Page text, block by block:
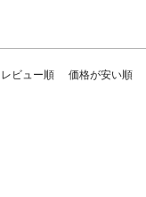
レビュー順 価格が安い順